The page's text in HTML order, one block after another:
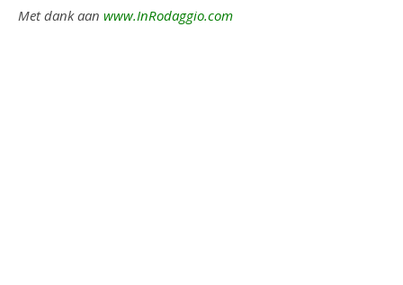
Met dank aan www.InRodaggio.com